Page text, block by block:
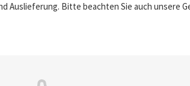
Auslieferung. Bitte beachten Sie auch unsere